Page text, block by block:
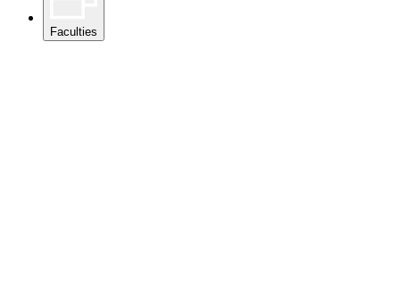
Faculties